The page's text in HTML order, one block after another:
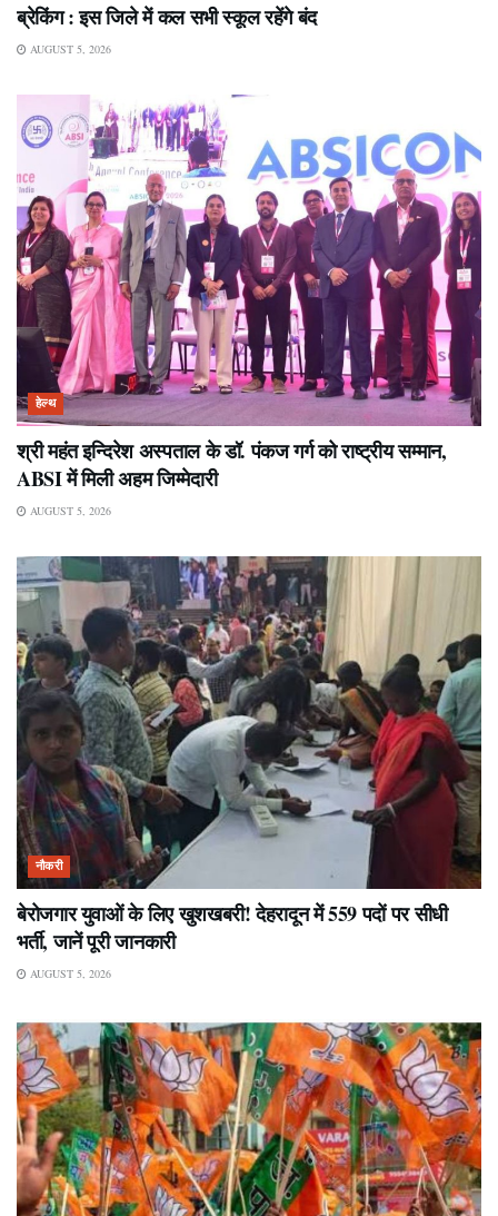
ब्रेकिंग : इस जिले में कल सभी स्कूल रहेंगे बंद
AUGUST 5, 2026
हेल्थ
श्री महंत इन्दिरेश अस्पताल के डॉ. पंकज गर्ग को राष्ट्रीय सम्मान,
ABSI में मिली अहम जिम्मेदारी
AUGUST 5, 2026
नौकरी
बेरोजगार युवाओं के लिए खुशखबरी! देहरादून में 559 पदों पर सीधी
भर्ती, जानें पूरी जानकारी
AUGUST 5, 2026